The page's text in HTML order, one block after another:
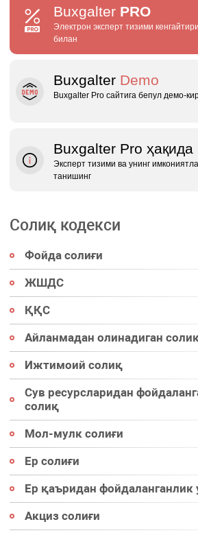
Buxgalter PRO
Электрон эксперт тизими
билан
Buxgalter Demo
Buxgalter Pro сайтига бепул
Buxgalter Pro ҳақида
Эксперт тизими ва унинг
танишинг
Солиқ кодекси
Фойда солиғи
ЖШДС
ҚҚС
Айланмадан олинадиган
Ижтимоий солиқ
Сув ресурсларидан
солиқ
Мол-мулк солиғи
Ер солиғи
Ер қаъридан фойдаланганлик
Акциз солиғи